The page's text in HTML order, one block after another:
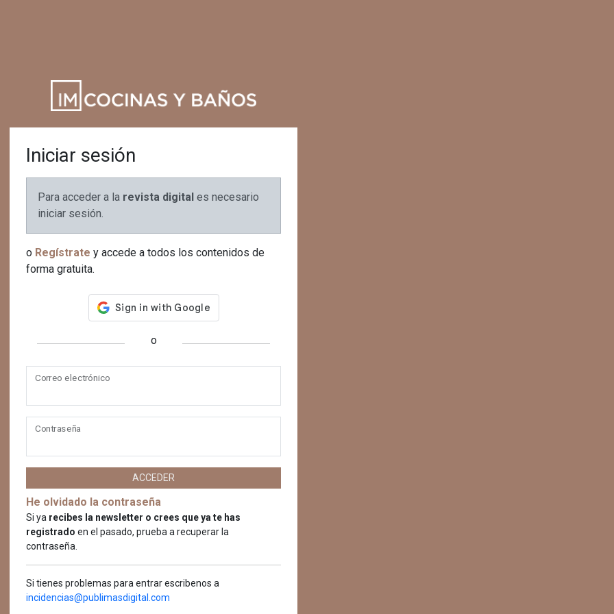
Iniciar sesión
Para acceder a la revista digital es necesario
iniciar sesión.
o Regístrate y accede a todos los contenidos de
forma gratuita.
o
Correo electrónico
Contraseña
ACCEDER
He olvidado la contraseña
Si ya recibes la newsletter o crees que ya te has
registrado en el pasado, prueba a recuperar la
contraseña.
Si tienes problemas para entrar escribenos a
incidencias@publimasdigital.com